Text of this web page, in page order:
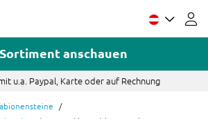
Sortiment anschauen
Fragen? Schnelle und sachkundige Antwort